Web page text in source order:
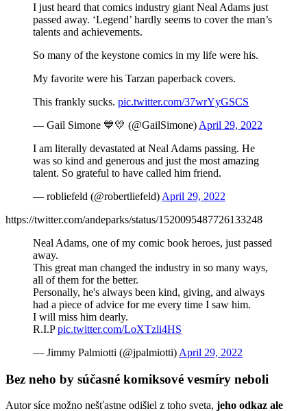
I just heard that comics industry giant Neal Adams just
passed away. ‘Legend’ hardly seems to cover the man’s
talents and achievements.
So many of the keystone comics in my life were his.
My favorite were his Tarzan paperback covers.
This frankly sucks. pic.twitter.com/37wrYyGSCS
— Gail Simone 💙💛 (@GailSimone) April 29, 2022
I am literally devastated at Neal Adams passing. He
was so kind and generous and just the most amazing
talent. So grateful to have called him friend.
— robliefeld (@robertliefeld) April 29, 2022
https://twitter.com/andeparks/status/1520095487726133248
Neal Adams, one of my comic book heroes, just passed
away.
This great man changed the industry in so many ways,
all of them for the better.
Personally, he's always been kind, giving, and always
had a piece of advice for me every time I saw him.
I will miss him dearly.
R.I.Ppic.twitter.com/LoXTzli4HS
— Jimmy Palmiotti (@jpalmiotti) April 29, 2022
Bez neho by súčasné komiksové vesmíry neboli
Autor síce možno nešťastne odišiel z toho sveta, jeho odkaz ale